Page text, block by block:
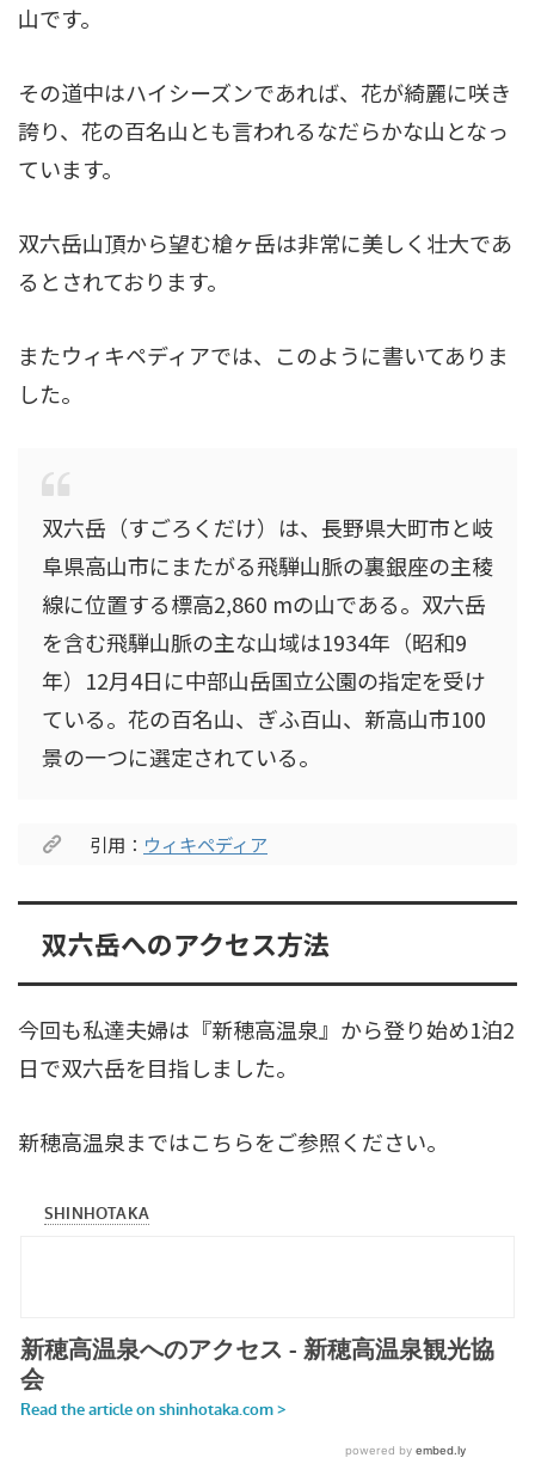
山です。
その道中はハイシーズンであれば、花が綺麗に咲き
誇り、花の百名山とも言われるなだらかな山となっ
ています。
双六岳山頂から望む槍ヶ岳は非常に美しく壮大であ
るとされております。
またウィキペディアでは、このように書いてありま
した。
双六岳（すごろくだけ）は、長野県大町市と岐
阜県高山市にまたがる飛騨山脈の裏銀座の主稜
線に位置する標高2,860 mの山である。双六岳
を含む飛騨山脈の主な山域は1934年（昭和9
年）12月4日に中部山岳国立公園の指定を受け
ている。花の百名山、ぎふ百山、新高山市100
景の一つに選定されている。
引用： ウィキペディア
双六岳へのアクセス方法
今回も私達夫婦は『新穂高温泉』から登り始め1泊2
日で双六岳を目指しました。
新穂高温泉まではこちらをご参照ください。